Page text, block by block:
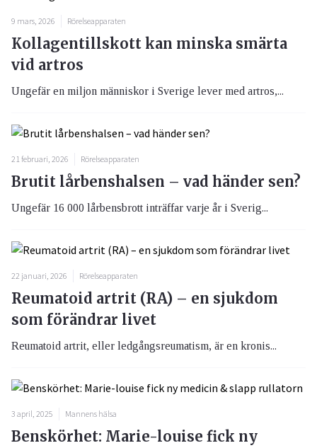
9 mars, 2026 Rörelseapparaten
Kollagentillskott kan minska smärta
vid artros
Ungefär en miljon människor i Sverige lever med artros,...
21 februari, 2026 Rörelseapparaten
Brutit lårbenshalsen – vad händer sen?
Ungefär 16 000 lårbensbrott inträffar varje år i Sverig...
22 januari, 2026 Rörelseapparaten
Reumatoid artrit (RA) – en sjukdom
som förändrar livet
Reumatoid artrit, eller ledgångsreumatism, är en kronis...
3 april, 2025 Mannens hälsa
Benskörhet: Marie-louise fick ny